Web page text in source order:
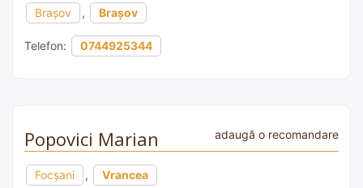
Brașov , Brașov
Telefon: 0744925344
Popovici Marian adaugă o recomandare
Focșani , Vrancea